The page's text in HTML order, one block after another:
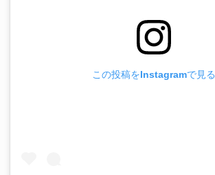
この投稿をInstagramで見る